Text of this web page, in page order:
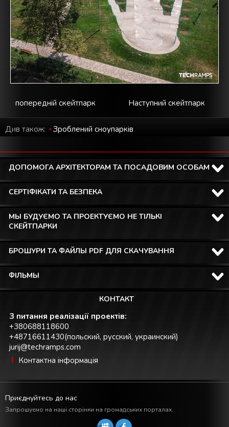
Наступний скейтпарк
попередній скейтпарк
Див також: Зроблений cноупарків
ДОПОМОГА АРХІТЕКТОРАМ ТА ПОСАДОВИМ ОСОБАМ
СЕРТІФІКАТИ ТА БЕЗПЕКА
МЫ БУДУЄМО ТА ПРОЕКТУЄМО НЕ ТІЛЬКІ
СКЕЙТПАРКИ
БРОШУРИ ТА ФАЙЛЫ PDF ДЛЯ СКАЧУВАННЯ
ФІЛЬМЫ
КОНТАКТ
З питання реалізації проектів:
+380688118600
+48716611430(польский, русский, украинский)
jurij@techramps.com
Контактна інформація
Приєднуйтесь до нас
Запрошуємо на наші сторінки на громадських порталах.